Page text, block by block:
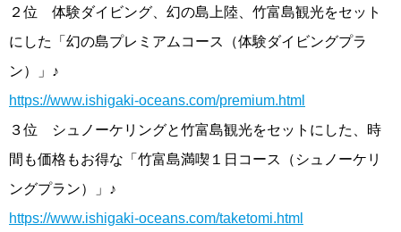
２位 体験ダイビング、幻の島上陸、竹富島観光をセット
にした「幻の島プレミアムコース（体験ダイビングプラ
ン）」♪
https://www.ishigaki-oceans.com/premium.html
３位 シュノーケリングと竹富島観光をセットにした、時
間も価格もお得な「竹富島満喫１日コース（シュノーケリ
ングプラン）」♪
https://www.ishigaki-oceans.com/taketomi.html